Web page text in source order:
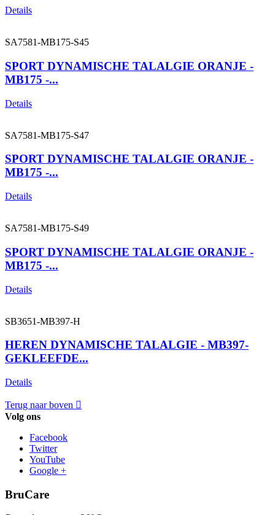
Details
SA7581-MB175-S45
SPORT DYNAMISCHE TALALGIE ORANJE -
MB175 -...
Details
SA7581-MB175-S47
SPORT DYNAMISCHE TALALGIE ORANJE -
MB175 -...
Details
SA7581-MB175-S49
SPORT DYNAMISCHE TALALGIE ORANJE -
MB175 -...
Details
SB3651-MB397-H
HEREN DYNAMISCHE TALALGIE - MB397-
GEKLEEFDE...
Details
Terug naar boven 
Volg ons
Facebook
Twitter
YouTube
Google +
BruCare